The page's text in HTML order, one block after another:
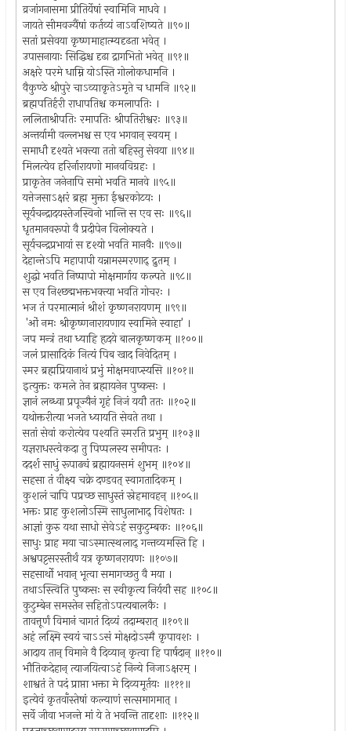
व्रजांगनासमा प्रीतिर्येषां स्वामिनि माधवे ।
जायते सीमवज्यैंषां कर्तव्यं नाऽवशिष्यते ॥९०॥
सतां प्रसेवया कृष्णमाहात्म्यदृढता भवेत् ।
उपासनायाः सिद्धिश्च दृढा द्रागभितो भवेत् ॥९१॥
अक्षरे परमे धाम्नि योऽस्ति गोलोकधामनि ।
वैकुण्ठे श्रीपुरे चाऽव्याकृतेऽमृते च धामनि ॥९२॥
ब्रह्मपतिर्हरी राधापतिश्च कमलापतिः ।
ललिताश्रीपतिः रमापतिः श्रीपतिरीश्वरः ॥९३॥
अन्तर्यामी वल्लभश्च स एव भगवान् स्वयम् ।
समाधौ दृश्यते भक्त्या ततो बहिस्तु सेवया ॥९४॥
मिलत्येव हरिर्नारायणो मानवविग्रहः ।
प्राकृतेन जनेनापि समो भवति मानवे ॥९५॥
यत्तेजसाऽक्षरं ब्रह्म मुक्ता ईश्वरकोटयः ।
सूर्यचन्द्रादयस्तेजस्विनो भान्ति स एव सः ॥९६॥
धृतमानवरूपो वै प्रदीपेन विलोक्यते ।
सूर्यचन्द्रप्रभायां स दृश्यो भवति मानवैः ॥९७॥
देहान्तेऽपि महापापी यन्नामस्मरणाद् द्रुतम् ।
शुद्धो भवति निष्पापो मोक्षमार्गाय कल्पते ॥९८॥
स एव निश्छद्मभक्तभक्त्या भवति गोचरः ।
भज तं परमात्मानं श्रीशं कृष्णनरायणम् ॥९९॥
'ओं नमः श्रीकृष्णनारायणाय स्वामिने स्वाहा' ।
जप मन्त्रं तथा ध्याहि हृदये बालकृष्णकम् ॥१००॥
जलं प्रासादिकं नित्यं पिब खाद निवेदितम् ।
स्मर ब्रह्मप्रियानाथं प्रभुं मोक्षमवाप्स्यसि ॥१०१॥
इत्युक्तः कमले तेन ब्रह्मायनेन पुष्कसः ।
ज्ञानं लब्ध्वा प्रपूज्यैनं गृहं निजं ययौ ततः ॥१०२॥
यथोक्तरीत्या भजते ध्यायति सेवते तथा ।
सतां सेवां करोत्येव पश्यति स्मरति प्रभुम् ॥१०३॥
यज्ञराधस्त्वेकदा तु पिप्पलस्य समीपतः ।
ददर्श साधुं रूपाढ्यं ब्रह्मायनसमं शुभम् ॥१०४॥
सहसा तं वीक्ष्य चक्रे दण्डवत् स्वागतादिकम् ।
कुशलं चापि पप्रच्छ साधुस्तं स्नेहमावहन् ॥१०५॥
भक्तः प्राह कुशलोऽस्मि साधुलाभाद् विशेषतः ।
आज्ञां कुरु यथा साधो सेवेऽहं सकुटुम्बकः ॥१०६॥
साधुः प्राह मया चाऽस्मात्स्थलाद् गन्तव्यमस्ति हि ।
अश्वपट्टसरस्तीर्थं यत्र कृष्णनरायणः ॥१०७॥
सहसार्थो भवान् भूत्वा समागच्छतु वै मया ।
तथाऽस्त्विति पुष्कसः स स्वीकृत्य निर्ययौ सह ॥१०८॥
कुटुम्बेन समस्तेन सहितोऽपत्यबालकैः ।
तावत्तूर्णं विमानं चागतं दिव्यं तदाम्बरात् ॥१०९॥
अहं लक्ष्मि स्वयं चाऽऽसं मोक्षदोऽस्मै कृपावशः ।
आदाय तान् विमाने वै दिव्यान् कृत्वा हि पार्षदान् ॥११०॥
भौतिकदेहान् त्याजयित्वाऽहं निन्ये निजाऽक्षरम् ।
शाश्वतं ते पदं प्राप्ता भक्ता मे दिव्यमूर्तयः ॥१११॥
इत्येवं कृतवाँस्तेषां कल्याणं सत्समागमात् ।
सर्वे जीवा भजन्ते मां ये ते भवन्ति तादृशाः ॥११२॥